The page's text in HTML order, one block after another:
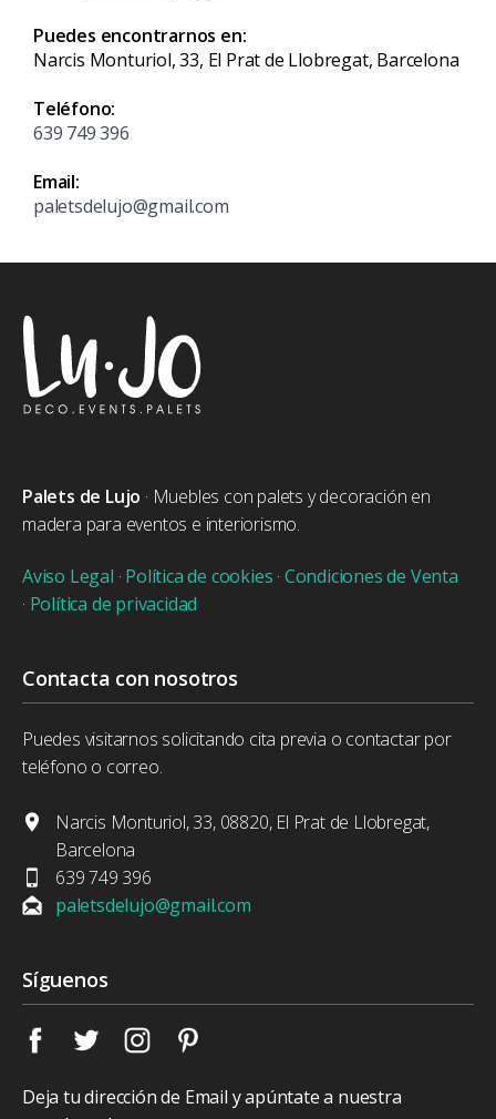
Puedes encontrarnos en:
Narcis Monturiol, 33, El Prat de Llobregat, Barcelona
Teléfono:
639 749 396
Email:
paletsdelujo@gmail.com
Palets de Lujo · Muebles con palets y decoración en
madera para eventos e interiorismo.
Aviso Legal · Política de cookies · Condiciones de Venta
· Política de privacidad
Contacta con nosotros
Puedes visitarnos solicitando cita previa o contactar por
teléfono o correo.
Narcis Monturiol, 33, 08820, El Prat de Llobregat,
Barcelona
639 749 396
paletsdelujo@gmail.com
Síguenos
Deja tu dirección de Email y apúntate a nuestra